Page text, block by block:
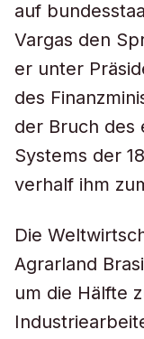
auf
Vargas den
er unter
des
der Bruch des
Systems der
verhalf ihm
Die
Agrarland
um die Hälfte